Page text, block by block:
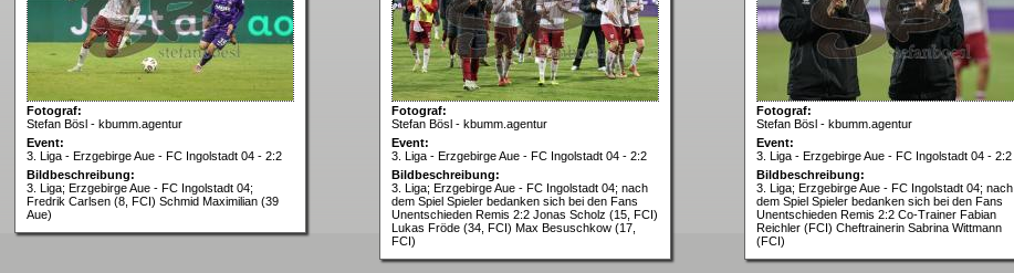
Fotograf:
Stefan Bösl - kbumm.agentur
Event:
3. Liga - Erzgebirge Aue - FC Ingolstadt 04 - 2:2
Bildbeschreibung:
3. Liga; Erzgebirge Aue - FC Ingolstadt 04;
Fredrik Carlsen (8, FCI) Schmid Maximilian (39
Aue)
Fotograf:
Stefan Bösl - kbumm.agentur
Event:
3. Liga - Erzgebirge Aue - FC Ingolstadt 04 - 2:2
Bildbeschreibung:
3. Liga; Erzgebirge Aue - FC Ingolstadt 04; nach
dem Spiel Spieler bedanken sich bei den Fans
Unentschieden Remis 2:2 Jonas Scholz (15, FCI)
Lukas Fröde (34, FCI) Max Besuschkow (17,
FCI)
Fotograf:
Stefan Bösl - kbumm.agentur
Event:
3. Liga - Erzgebirge Aue - FC Ingolstadt 04 - 2:2
Bildbeschreibung:
3. Liga; Erzgebirge Aue - FC Ingolstadt 04; nach
dem Spiel Spieler bedanken sich bei den Fans
Unentschieden Remis 2:2 Co-Trainer Fabian
Reichler (FCI) Cheftrainerin Sabrina Wittmann
(FCI)